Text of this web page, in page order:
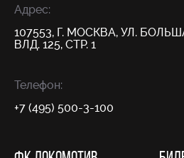
Адрес:
107553, Г. МОСКВА, УЛ.
ВЛД. 125, СТР. 1
Телефон:
+7 (495) 500-3-100